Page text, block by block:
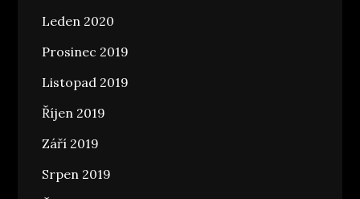
Leden 2020
Prosinec 2019
Listopad 2019
Říjen 2019
Září 2019
Srpen 2019